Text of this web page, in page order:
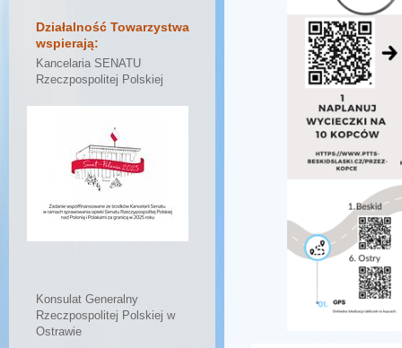
Działalność Towarzystwa
wspierają:
Kancelaria SENATU
Rzeczpospolitej Polskiej
Konsulat Generalny
Rzeczpospolitej Polskiej w
Ostrawie